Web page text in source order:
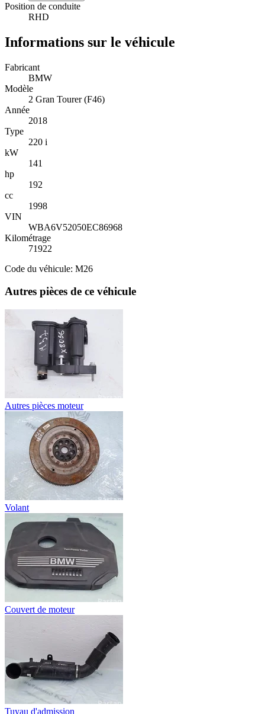
Position de conduite
RHD
Informations sur le véhicule
Fabricant
BMW
Modèle
2 Gran Tourer (F46)
Année
2018
Type
220 i
kW
141
hp
192
cc
1998
VIN
WBA6V52050EC86968
Kilométrage
71922
Code du véhicule: M26
Autres pièces de ce véhicule
Autres pièces moteur
Volant
Couvert de moteur
Tuyau d'admission